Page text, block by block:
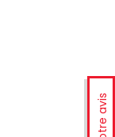
Votre avis